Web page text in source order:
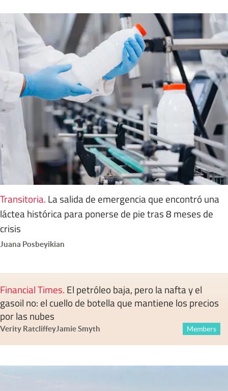
Transitoria. La salida de emergencia que encontró una
láctea histórica para ponerse de pie tras 8 meses de
crisis
Juana Posbeyikian
Financial Times. El petróleo baja, pero la nafta y el
gasoil no: el cuello de botella que mantiene los precios
por las nubes
Verity RatcliffeyJamie Smyth Members